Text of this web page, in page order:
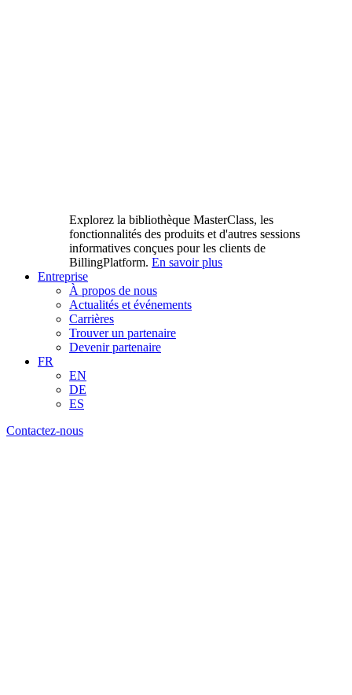
Explorez la bibliothèque MasterClass, les
fonctionnalités des produits et d'autres sessions
informatives conçues pour les clients de
BillingPlatform. En savoir plus
Entreprise
À propos de nous
Actualités et événements
Carrières
Trouver un partenaire
Devenir partenaire
FR
EN
DE
ES
Contactez-nous